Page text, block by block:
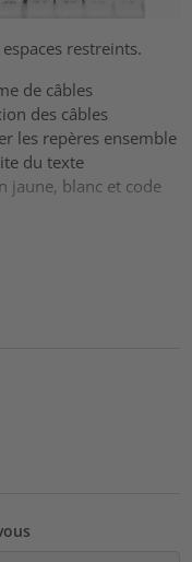
restreints.
de câbles
des câbles
les repères ensemble
du texte
jaune, blanc et code